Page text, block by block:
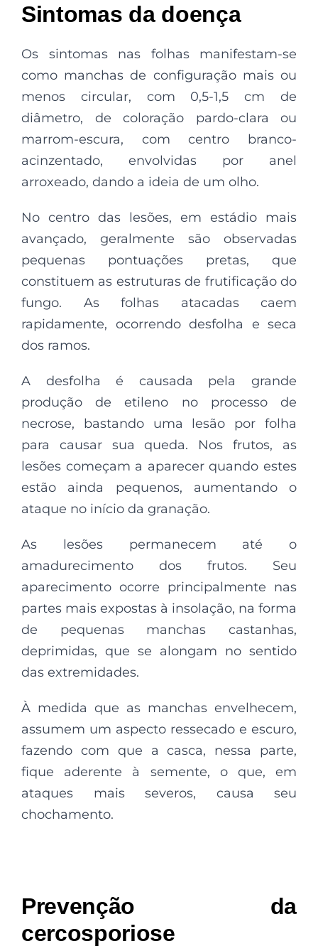
Sintomas da doença
Os sintomas nas folhas manifestam-se
como manchas de configuração mais ou
menos circular, com 0,5-1,5 cm de
diâmetro, de coloração pardo-clara ou
marrom-escura, com centro branco-
acinzentado, envolvidas por anel
arroxeado, dando a ideia de um olho.
No centro das lesões, em estádio mais
avançado, geralmente são observadas
pequenas pontuações pretas, que
constituem as estruturas de frutificação do
fungo. As folhas atacadas caem
rapidamente, ocorrendo desfolha e seca
dos ramos.
A desfolha é causada pela grande
produção de etileno no processo de
necrose, bastando uma lesão por folha
para causar sua queda. Nos frutos, as
lesões começam a aparecer quando estes
estão ainda pequenos, aumentando o
ataque no início da granação.
As lesões permanecem até o
amadurecimento dos frutos. Seu
aparecimento ocorre principalmente nas
partes mais expostas à insolação, na forma
de pequenas manchas castanhas,
deprimidas, que se alongam no sentido
das extremidades.
À medida que as manchas envelhecem,
assumem um aspecto ressecado e escuro,
fazendo com que a casca, nessa parte,
fique aderente à semente, o que, em
ataques mais severos, causa seu
chochamento.
Prevenção da
cercosporiose